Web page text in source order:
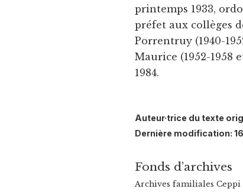
printemps 1933,
préfet aux collèges
Porrentruy (1940-
Maurice (1952-1958
1984.
Auteur·trice du texte
Dernière modification:
Fonds d’archives
Archives familiales